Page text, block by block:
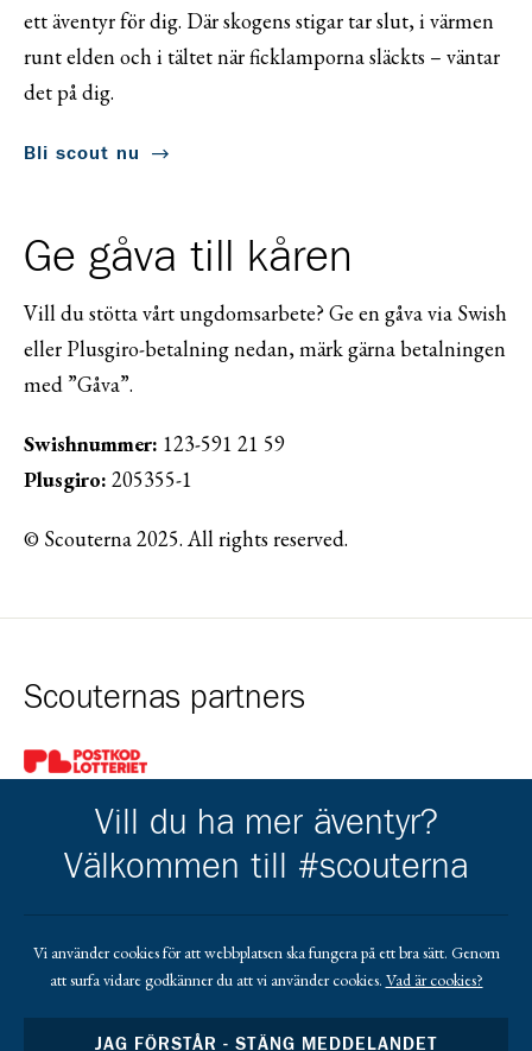
ett äventyr för dig. Där skogens stigar tar slut, i värmen
runt elden och i tältet när ficklamporna släckts – väntar
det på dig.
Bli scout nu
Ge gåva till kåren
Vill du stötta vårt ungdomsarbete? Ge en gåva via Swish
eller Plusgiro-betalning nedan, märk gärna betalningen
med ”Gåva”.
Swishnummer: 123-591 21 59
Plusgiro: 205355-1
© Scouterna 2025. All rights reserved.
Scouternas partners
Gå till pl_50
Gå till https://www.mera.se/Gå till https://www.lansforsakringar.se/
Gå till https://
Vill du ha mer äventyr?
Välkommen till #scouterna
Vi använder cookies för att webbplatsen ska fungera på ett bra sätt. Genom
att surfa vidare godkänner du att vi använder cookies. Vad är cookies?
JAG FÖRSTÅR - STÄNG MEDDELANDET